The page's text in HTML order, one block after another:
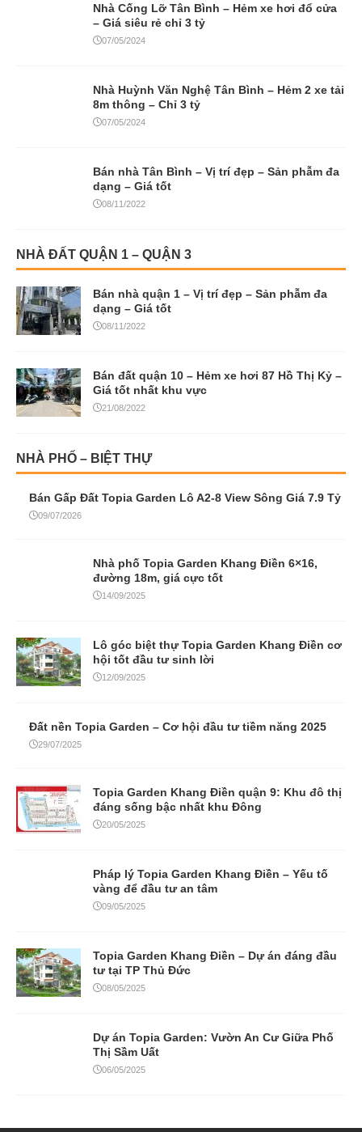
Nhà Cống Lỡ Tân Bình – Hẻm xe hơi đổ cửa
– Giá siêu rẻ chỉ 3 tỷ
07/05/2024
Nhà Huỳnh Văn Nghệ Tân Bình – Hẻm 2 xe tải
8m thông – Chỉ 3 tỷ
07/05/2024
Bán nhà Tân Bình – Vị trí đẹp – Sản phẫm đa
dạng – Giá tốt
08/11/2022
NHÀ ĐẤT QUẬN 1 – QUẬN 3
Bán nhà quận 1 – Vị trí đẹp – Sản phẫm đa
dạng – Giá tốt
08/11/2022
Bán đất quận 10 – Hẻm xe hơi 87 Hồ Thị Kỷ –
Giá tốt nhất khu vực
21/08/2022
NHÀ PHỐ – BIỆT THỰ
Bán Gấp Đất Topia Garden Lô A2-8 View Sông Giá 7.9 Tỷ
09/07/2026
Nhà phố Topia Garden Khang Điền 6×16,
đường 18m, giá cực tốt
14/09/2025
Lô góc biệt thự Topia Garden Khang Điền cơ
hội tốt đầu tư sinh lời
12/09/2025
Đất nền Topia Garden – Cơ hội đầu tư tiềm năng 2025
29/07/2025
Topia Garden Khang Điền quận 9: Khu đô thị
đáng sống bậc nhất khu Đông
20/05/2025
Pháp lý Topia Garden Khang Điền – Yếu tố
vàng để đầu tư an tâm
09/05/2025
Topia Garden Khang Điền – Dự án đáng đầu
tư tại TP Thủ Đức
08/05/2025
Dự án Topia Garden: Vườn An Cư Giữa Phố
Thị Sầm Uất
06/05/2025